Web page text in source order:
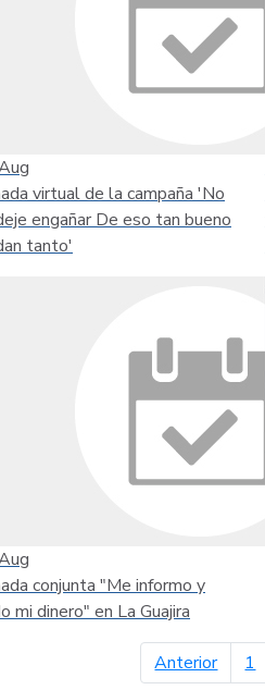
virtual de la campaña 'No
engañar De eso tan bueno
tanto'
conjunta "Me informo y
mi dinero" en La Guajira
Anterior 1